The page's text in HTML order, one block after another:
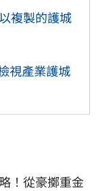
複製的護城
視產業護城
！從豪擲重金